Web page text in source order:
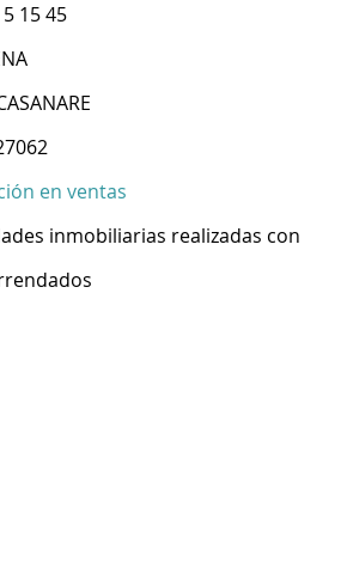
5 15 45
en ventas
inmobiliarias realizadas con